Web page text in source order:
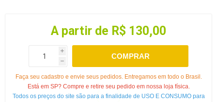
A partir de R$ 130,00
i
h
COMPRAR
Faça seu cadastro e envie seus pedidos. Entregamos em todo o Brasil.
Está em SP? Compre e retire seu pedido em nossa loja física.
Todos os preços do site são para a finalidade de USO E CONSUMO para